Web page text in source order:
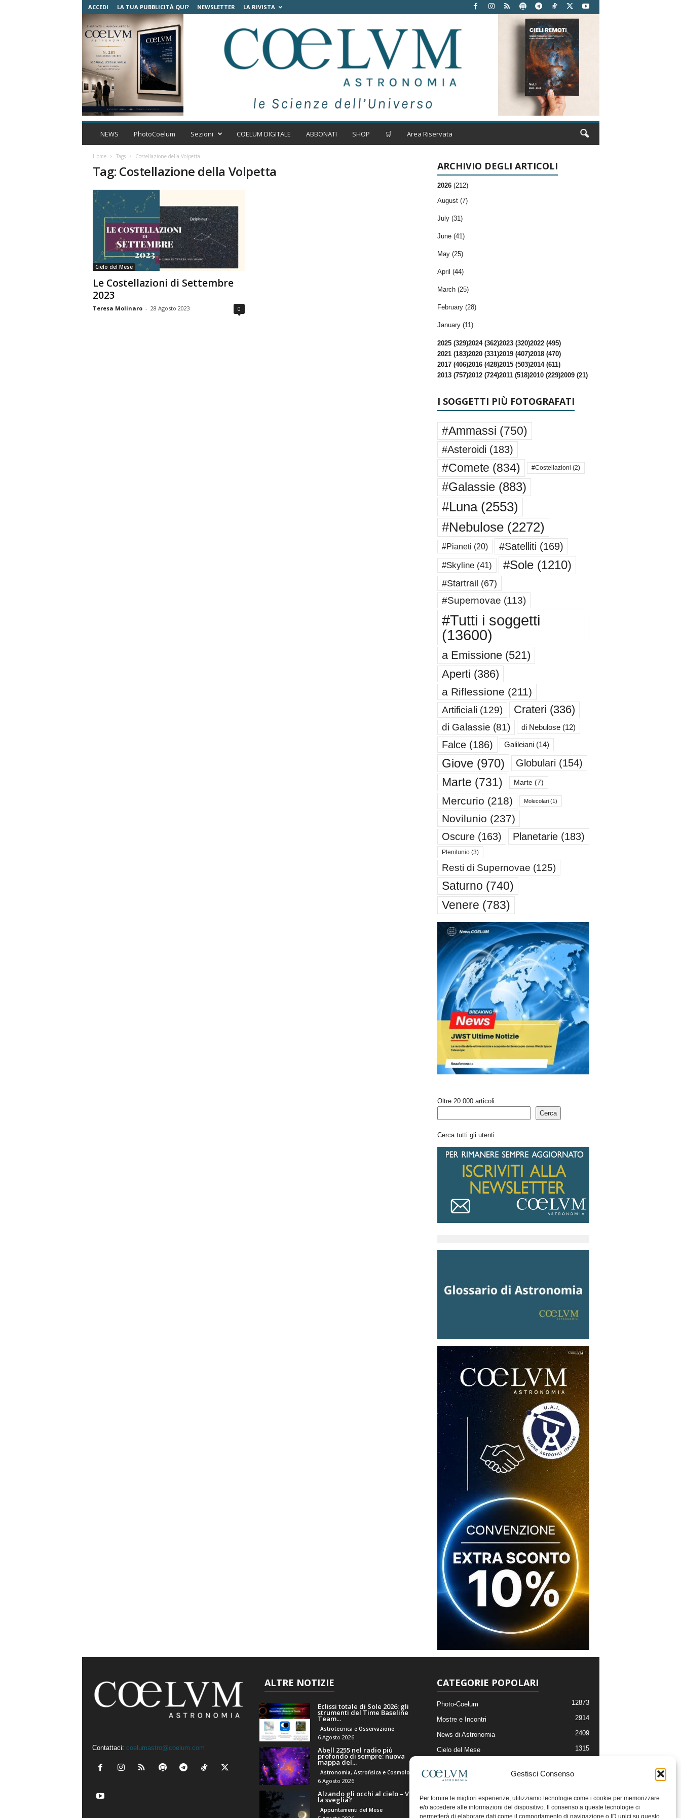
Gestisci Consenso
Per fornire le migliori esperienze, utilizziamo tecnologie come i cookie per memorizzare
e/o accedere alle informazioni del dispositivo. Il consenso a queste tecnologie ci
permetterà di elaborare dati come il comportamento di navigazione o ID unici su questo
ACCEDI LA TUA PUBBLICITÀ QUI? NEWSLETTER LA RIVISTA
C
l
m
t
r
o
n
o
m
i
a
NEWS PhotoCoelum Sezioni COELUM DIGITALE ABBONATI SHOP 🛒 Area Riservata
Home Tags Costellazione della Volpetta
Tag: Costellazione della Volpetta
Cielo del Mese
Le Costellazioni di Settembre
2023
Teresa Molinaro - 28 Agosto 2023 0
ARCHIVIO DEGLI ARTICOLI
2026 (212)
August (7)
July (31)
June (41)
May (25)
April (44)
March (25)
February (28)
January (11)
2025 (329)2024 (362)2023 (320)2022 (495)
2021 (183)2020 (331)2019 (407)2018 (470)
2017 (406)2016 (428)2015 (503)2014 (611)
2013 (757)2012 (724)2011 (518)2010 (229)2009 (21)
I SOGGETTI PIÙ FOTOGRAFATI
#Ammassi (750)
#Asteroidi (183)
#Comete (834) #Costellazioni (2)
#Galassie(883)
#Luna(2553)
#Nebulose(2272)
#Pianeti (20) #Satelliti (169)
#Skyline(41) #Sole(1210)
#Startrail (67)
#Supernovae (113)
#Tutti i soggetti
(13600)
a Emissione(521)
Aperti (386)
a Riflessione (211)
Artificiali (129) Crateri (336)
di Galassie (81) di Nebulose(12)
Falce(186) Galileiani(14)
Giove(970) Globulari (154)
Marte (731) Marte(7)
Mercurio (218) Molecolari(1)
Novilunio (237)
Oscure(163) Planetarie(183)
Plenilunio(3)
Resti di Supernovae (125)
Saturno (740)
Venere (783)
Oltre 20.000 articoli
Cerca
Cerca tutti gli utenti
Contattaci: coelumastro@coelum.com
ALTRE NOTIZIE
Eclissi totale di Sole 2026: gli
strumenti del Time Baseline
Team...
Astrotecnica e Osservazione
6 Agosto 2026
Abell 2255 nel radio più
profondo di sempre: nuova
mappa del...
Astronomia, Astrofisica e Cosmologia
6 Agosto 2026
Alzando gli occhi al cielo – Vale
la sveglia?
Appuntamenti del Mese
CATEGORIE POPOLARI
Photo-Coelum 12873
Mostre e Incontri 2914
News di Astronomia 2409
Cielo del Mese 1315
Articoli e Risorse On-Line
Il Blog della Redazione